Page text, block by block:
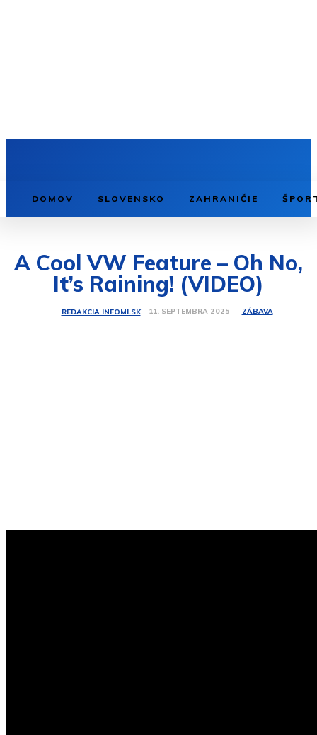
DOMOV SLOVENSKO ZAHRANIČIE
A Cool VW Feature – Oh No,
It’s Raining! (VIDEO)
REDAKCIA INFOMI.SK 11. SEPTEMBRA 2025 ZÁBAVA